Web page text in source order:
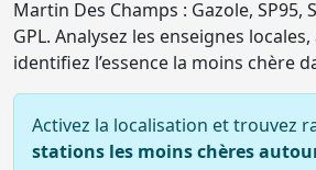
Martin Des Champs : Gazole, SP95,
GPL. Analysez les enseignes
identifiez l’essence la moins chère
Activez la localisation et trouvez
stations les moins chères